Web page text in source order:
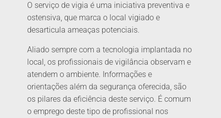
O serviço de vigia é uma iniciativa preventiva e
ostensiva, que marca o local vigiado e
desarticula ameaças potenciais.
Aliado sempre com a tecnologia implantada no
local, os profissionais de vigilância observam e
atendem o ambiente. Informações e
orientações além da segurança oferecida, são
os pilares da eficiência deste serviço. É comum
o emprego deste tipo de profissional nos